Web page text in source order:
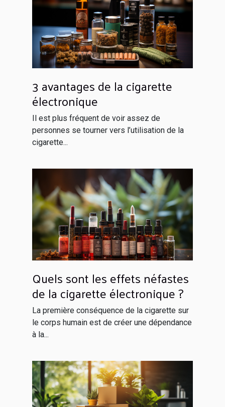
3 avantages de la cigarette
électronique
Il est plus fréquent de voir assez de
personnes se tourner vers l’utilisation de la
cigarette...
Quels sont les effets néfastes
de la cigarette électronique ?
La première conséquence de la cigarette sur
le corps humain est de créer une dépendance
à la...